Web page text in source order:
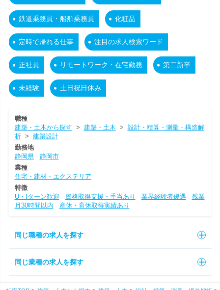
鉄道乗務員・船舶乗務員 化粧品
定時で帰れる仕事 注目の求人検索ワード
正社員 リモートワーク・在宅勤務 第二新卒
未経験 土日祝日休み
職種
建築・土木から探す > 建築・土木 > 設計・積算・測量・構造解
析> 建築設計
勤務地
静岡県
静岡市
業種
住宅・建材・エクステリア
特徴
U・Iターン歓迎
資格取得支援・手当あり 業界経験者優遇
残業
月30時間以内
産休・育休取得実績あり
同じ職種の求人を探す
同じ業種の求人を探す